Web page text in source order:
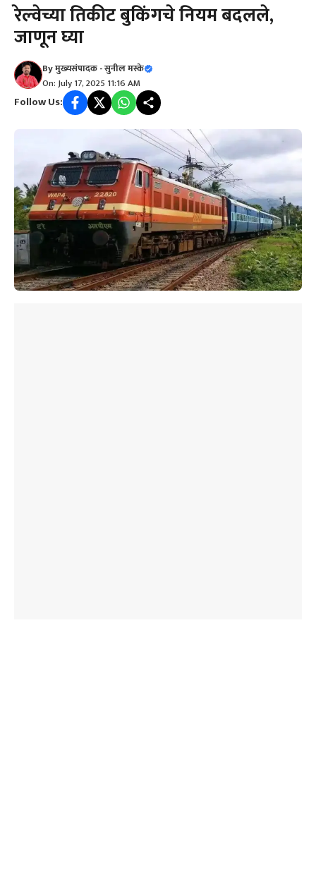
रेल्वेच्या तिकीट बुकिंगचे नियम बदलले,
जाणून घ्या
Byमुख्यसंपादक - सुनील मस्के
On: July 17, 2025 11:16 AM
Follow Us: